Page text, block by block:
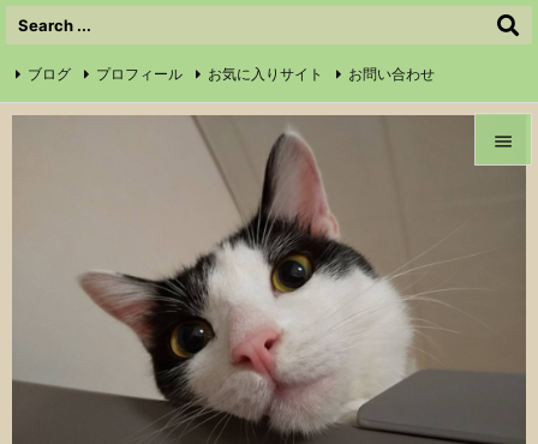

ブログ プロフィール お気に入りサイト お問い合わせ
信仰の証 Instagram